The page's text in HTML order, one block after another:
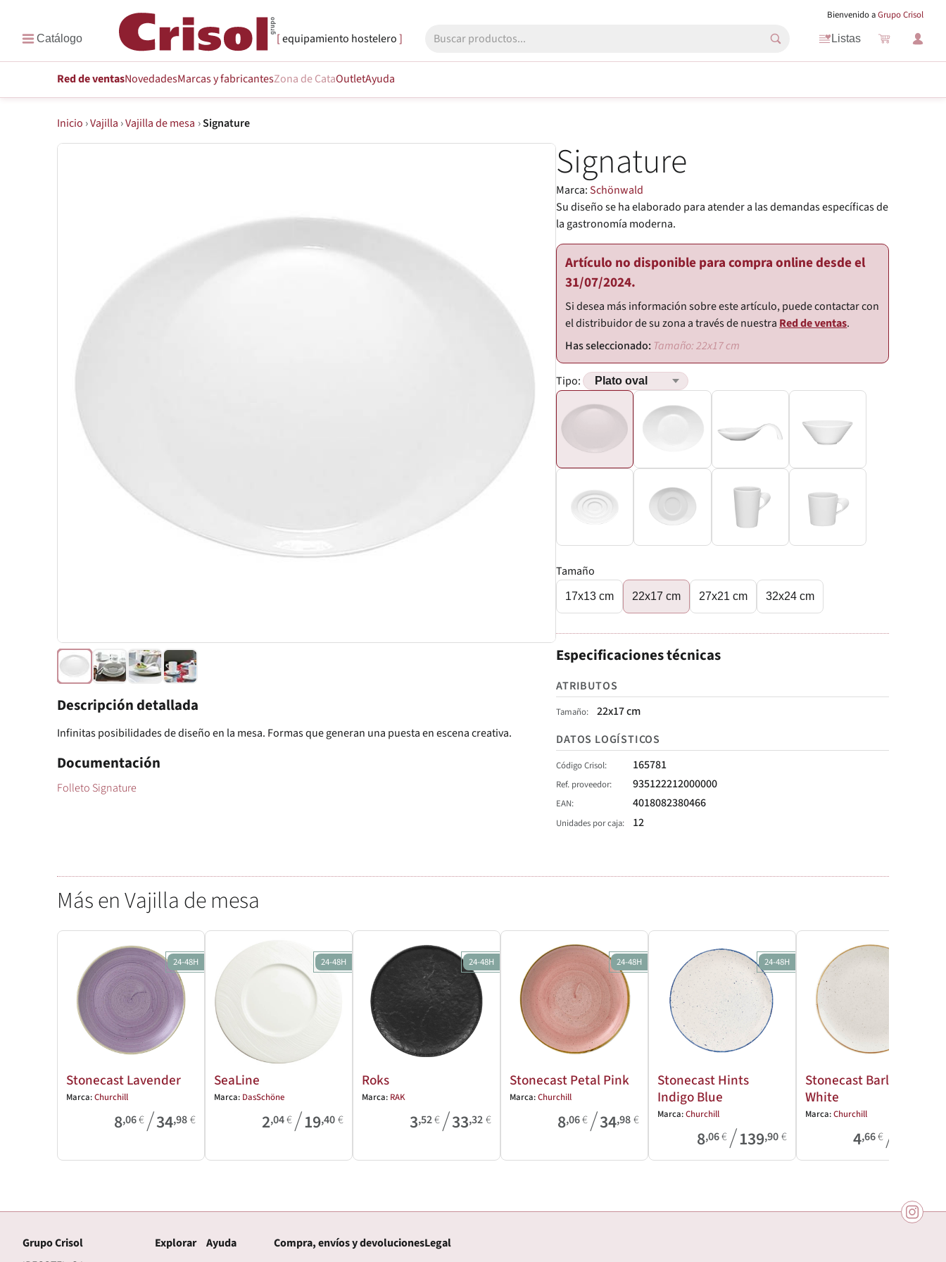
Bienvenido aGrupo Crisol
equipamiento hostelero Listas
Red de ventasNovedadesMarcasy fabricantesZona de CataOutletAyuda
Inicio ›Vajilla ›Vajilla de mesa ›Signature
Descripción detallada
Infinitas posibilidades de diseño en la mesa. Formas que generan una puesta en escena creativa.
Documentación
Folleto Signature
Signature
Marca:Schönwald
Su diseño se ha elaborado para atender a las demandas específicas de
la gastronomía moderna.
Artículo no disponible para compra online desde el
31/07/2024.
Si desea más información sobre este artículo, puede contactar con
el distribuidor de su zona a través de nuestra Red de ventas.
Tamaño: 22x17 cm
Tipo:
Tamaño
17x13 cm 22x17 cm 27x21 cm 32x24 cm
Especificaciones técnicas
ATRIBUTOS
Tamaño
22x17 cm
DATOS LOGÍSTICOS
Código Crisol 165781
Ref. proveedor 935122212000000
EAN 4018082380466
Unidades por caja 12
Más en Vajilla de mesa
24-48H
Stonecast Lavender
Marca:Churchill
8,06€/34,98€
24-48H
SeaLine
Marca: DasSchöne
2,04€/19,40€
24-48H
Roks
Marca: RAK
3,52€/33,32€
24-48H
Stonecast Petal Pink
Marca:Churchill
8,06€/34,98€
24-48H
Stonecast Hints
Indigo Blue
Marca:Churchill
8,06€/139,90€
Stonecast Barley
White
Marca:Churchill
4,66€/
Grupo Crisol
Explorar Ayuda Compra, envíos y devolucionesLegal